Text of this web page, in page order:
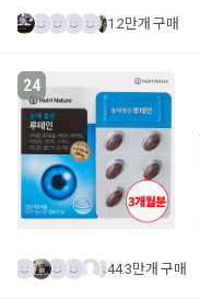
1.2만개 구매
24
44.3만개 구매